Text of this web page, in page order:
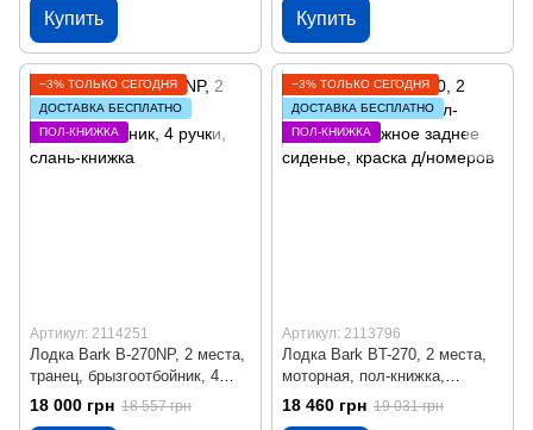
Купить Купить
−3% ТОЛЬКО СЕГОДНЯ
ДОСТАВКА БЕСПЛАТНО
ПОЛ-КНИЖКА
Артикул: 2114251
Лодка Bark B-270NP, 2 места,
транец, брызгоотбойник, 4
ручки, слань-книжка
18 000 грн 18 557 грн
−3% ТОЛЬКО СЕГОДНЯ
ДОСТАВКА БЕСПЛАТНО
ПОЛ-КНИЖКА
Артикул: 2113796
Лодка Bark BT-270, 2 места,
моторная, пол-книжка,
сдвижное заднее сиденье,
краска д/номеров
18 460 грн 19 031 грн